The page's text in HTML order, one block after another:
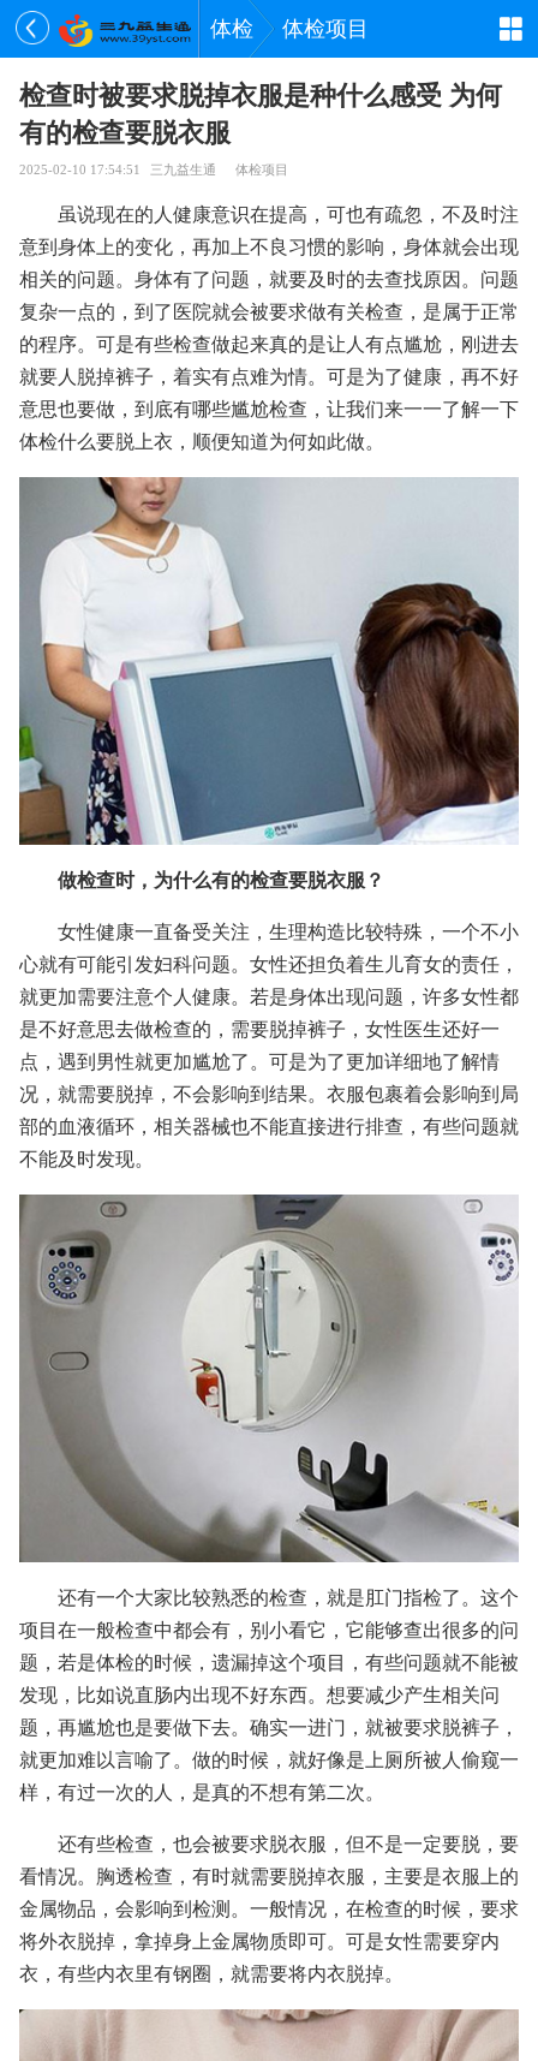
体检 体检项目
检查时被要求脱掉衣服是种什么感受 为何
有的检查要脱衣服
2025-02-10 17:54:51 三九益生通 体检项目
虽说现在的人健康意识在提高，可也有疏忽，不及时注
意到身体上的变化，再加上不良习惯的影响，身体就会出现
相关的问题。身体有了问题，就要及时的去查找原因。问题
复杂一点的，到了医院就会被要求做有关检查，是属于正常
的程序。可是有些检查做起来真的是让人有点尴尬，刚进去
就要人脱掉裤子，着实有点难为情。可是为了健康，再不好
意思也要做，到底有哪些尴尬检查，让我们来一一了解一下
体检什么要脱上衣，顺便知道为何如此做。
做检查时，为什么有的检查要脱衣服？
女性健康一直备受关注，生理构造比较特殊，一个不小
心就有可能引发妇科问题。女性还担负着生儿育女的责任，
就更加需要注意个人健康。若是身体出现问题，许多女性都
是不好意思去做检查的，需要脱掉裤子，女性医生还好一
点，遇到男性就更加尴尬了。可是为了更加详细地了解情
况，就需要脱掉，不会影响到结果。衣服包裹着会影响到局
部的血液循环，相关器械也不能直接进行排查，有些问题就
不能及时发现。
还有一个大家比较熟悉的检查，就是肛门指检了。这个
项目在一般检查中都会有，别小看它，它能够查出很多的问
题，若是体检的时候，遗漏掉这个项目，有些问题就不能被
发现，比如说直肠内出现不好东西。想要减少产生相关问
题，再尴尬也是要做下去。确实一进门，就被要求脱裤子，
就更加难以言喻了。做的时候，就好像是上厕所被人偷窥一
样，有过一次的人，是真的不想有第二次。
还有些检查，也会被要求脱衣服，但不是一定要脱，要
看情况。胸透检查，有时就需要脱掉衣服，主要是衣服上的
金属物品，会影响到检测。一般情况，在检查的时候，要求
将外衣脱掉，拿掉身上金属物质即可。可是女性需要穿内
衣，有些内衣里有钢圈，就需要将内衣脱掉。